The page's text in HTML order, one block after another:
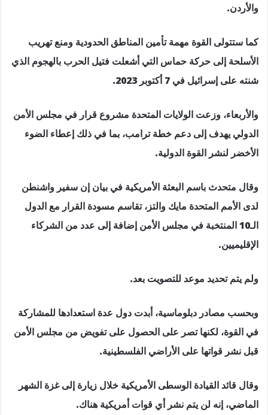
والأردن.
كما ستتولى القوة مهمة تأمين المناطق الحدودية ومنع تهريب
الأسلحة إلى حركة حماس التي أشعلت فتيل الحرب بالهجوم الذي
شنته على إسرائيل في 7 أكتوبر 2023.
والأربعاء، وزعت الولايات المتحدة مشروع قرار في مجلس الأمن
الدولي يهدف إلى دعم خطة ترامب، بما في ذلك إعطاء الضوء
الأخضر لنشر القوة الدولية.
وقال متحدث باسم البعثة الأمريكية في بيان إن سفير واشنطن
لدى الأمم المتحدة مايك والتز، تقاسم مسودة القرار مع الدول
الـ10 المنتخبة في مجلس الأمن إضافة إلى عدد من الشركاء
الإقليميين.
ولم يتم تحديد موعد للتصويت بعد.
وبحسب مصادر دبلوماسية، أبدت دول عدة استعدادها للمشاركة
في القوة، لكنها تصر على الحصول على تفويض من مجلس الأمن
قبل نشر قواتها على الأراضي الفلسطينية.
وقال قائد القيادة الوسطى الأمريكية خلال زيارة إلى غزة الشهر
الماضي، إنه لن يتم نشر أي قوات أمريكية هناك.